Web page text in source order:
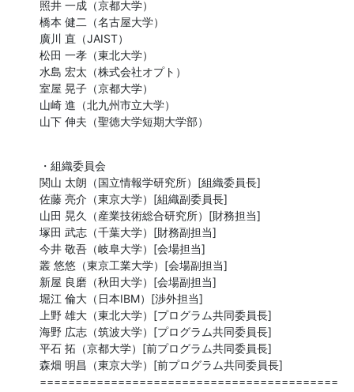
照井 一成（京都大学）
橋本 健二（名古屋大学）
廣川 直（JAIST）
松田 一孝（東北大学）
水島 宏太（株式会社オプト）
室屋 晃子（京都大学）
山崎 進（北九州市立大学）
山下 伸夫（聖徳大学短期大学部）
・組織委員会
関山 太朗（国立情報学研究所）[組織委員長]
佐藤 亮介（東京大学）[組織副委員長]
山田 晃久（産業技術総合研究所）[財務担当]
塚田 武志（千葉大学）[財務副担当]
今井 敬吾（岐阜大学）[会場担当]
叢 悠悠（東京工業大学）[会場副担当]
新屋 良磨（秋田大学）[会場副担当]
堀江 倫大（日本IBM）[渉外担当]
上野 雄大（東北大学）[プログラム共同委員長]
海野 広志（筑波大学）[プログラム共同委員長]
平石 拓（京都大学）[前プログラム共同委員長]
森畑 明昌（東京大学）[前プログラム共同委員長]
==========================================